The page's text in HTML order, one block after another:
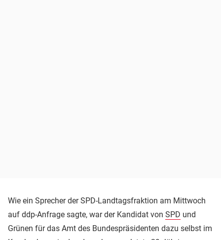
Wie ein Sprecher der SPD-Landtagsfraktion am Mittwoch
auf ddp-Anfrage sagte, war der Kandidat von SPD und
Grünen für das Amt des Bundespräsidenten dazu selbst im